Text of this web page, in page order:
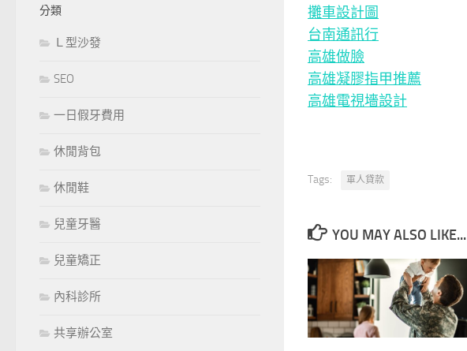
攤車設計圖
台南通訊行
高雄做臉
高雄凝膠指甲推薦
高雄電視墻設計
Tags: 軍人貸款
YOU MAY ALSO LIKE...
分類
Ｌ型沙發
SEO
一日假牙費用
休閒背包
休閒鞋
兒童牙醫
兒童矯正
內科診所
共享辦公室